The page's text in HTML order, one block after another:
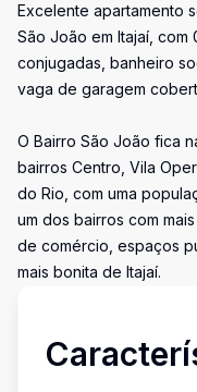
Excelente apartamento
São João em Itajaí, com
conjugadas, banheiro
vaga de garagem
O Bairro São João fica
bairros Centro, Vila
do Rio, com uma
um dos bairros com
de comércio, espaços
mais bonita de Itajaí.